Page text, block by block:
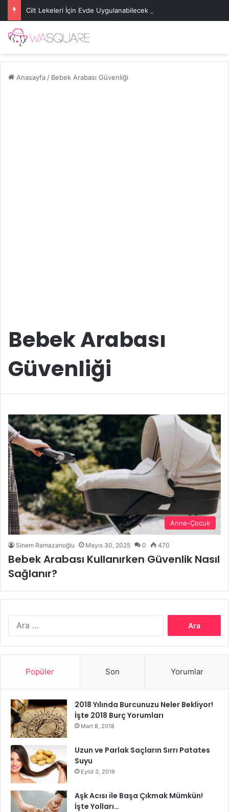
Cilt Lekeleri İçin Evde Uygulanabilecek Basit Maskeler
Anasayfa/ Bebek Arabası Güvenliği
Bebek Arabası
Güvenliği
Anne-Çocuk
Sinem Ramazanoğlu Mayıs 30, 2025 0 470
Bebek Arabası Kullanırken Güvenlik Nasıl
Sağlanır?
Popüler Son Yorumlar
2018 Yılında Burcunuzu Neler Bekliyor!
İşte 2018 Burç Yorumları
Mart 8, 2018
Uzun ve Parlak Saçların Sırrı Patates
Suyu
Eylül 3, 2019
Aşk Acısı ile Başa Çıkmak Mümkün!
İşte Yolları…